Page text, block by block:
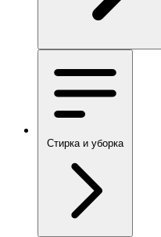
Стирка и уборка